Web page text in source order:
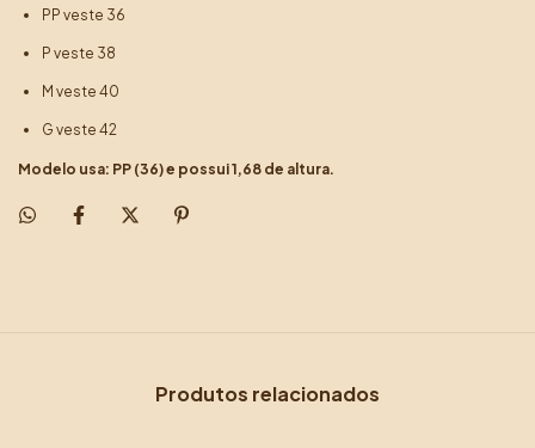
PP veste 36
P veste 38
M veste 40
G veste 42
Modelo usa: PP (36) e possui 1,68 de altura.
Produtos relacionados